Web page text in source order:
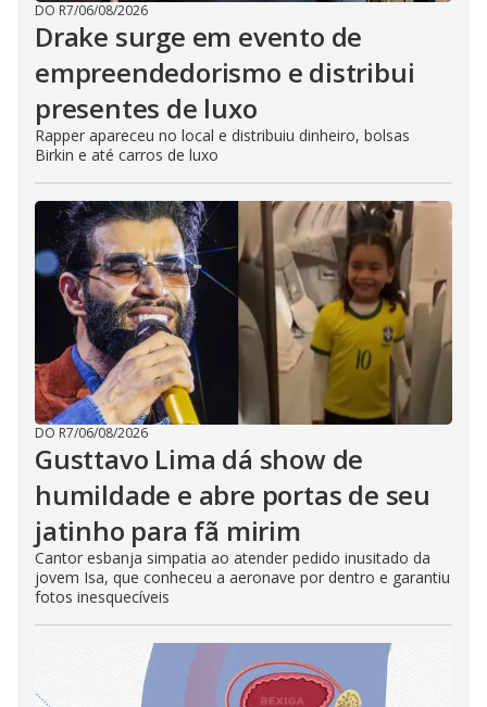
DO R7/06/08/2026
Drake surge em evento de
empreendedorismo e distribui
presentes de luxo
Rapper apareceu no local e distribuiu dinheiro, bolsas
Birkin e até carros de luxo
DO R7/06/08/2026
Gusttavo Lima dá show de
humildade e abre portas de seu
jatinho para fã mirim
Cantor esbanja simpatia ao atender pedido inusitado da
jovem Isa, que conheceu a aeronave por dentro e garantiu
fotos inesquecíveis